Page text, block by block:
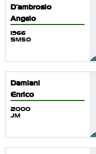
D'ambrosio
Angelo
1966
SM50
Damiani
Enrico
2000
JM